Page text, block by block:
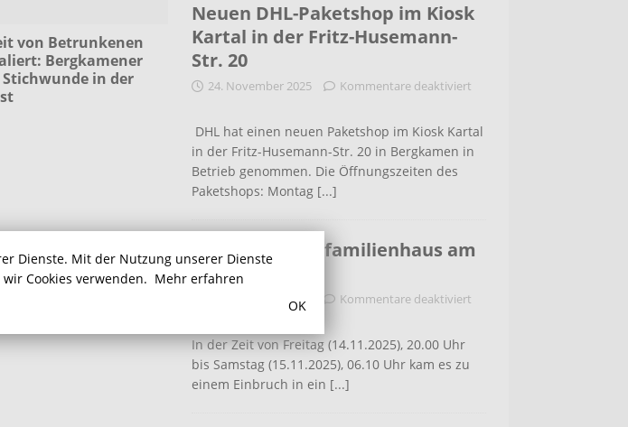
von Betrunkenen
Bergkamener
in der
Neuen DHL-Paketshop im Kiosk
Kartal in der Fritz-Husemann-
Str. 20
24. November 2025 Kommentare deaktiviert
DHL hat einen neuen Paketshop im Kiosk Kartal
in der Fritz-Husemann-Str. 20 in Bergkamen in
Betrieb genommen. Die Öffnungszeiten des
Paketshops: Montag [...]
Einbruch in Einfamilienhaus am
Haldenweg
16. November 2025 Kommentare deaktiviert
In der Zeit von Freitag (14.11.2025), 20.00 Uhr
bis Samstag (15.11.2025), 06.10 Uhr kam es zu
einem Einbruch in ein [...]
Dienste. Mit der Nutzung unserer Dienste
Cookies verwenden. Mehr erfahren
OK